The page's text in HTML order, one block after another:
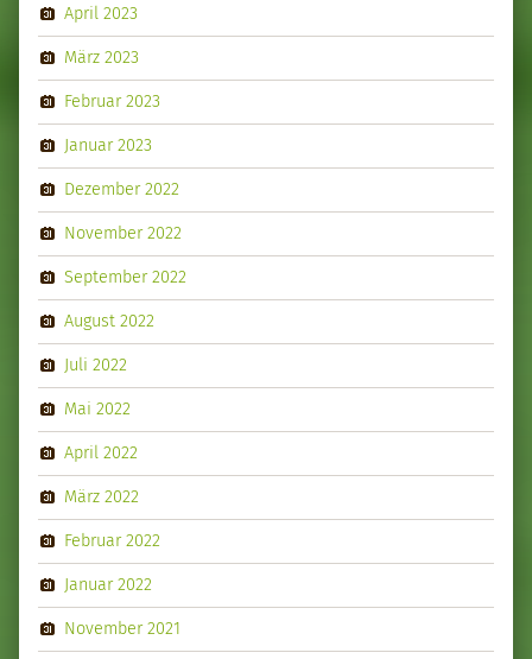
April 2023
März 2023
Februar 2023
Januar 2023
Dezember 2022
November 2022
September 2022
August 2022
Juli 2022
Mai 2022
April 2022
März 2022
Februar 2022
Januar 2022
November 2021